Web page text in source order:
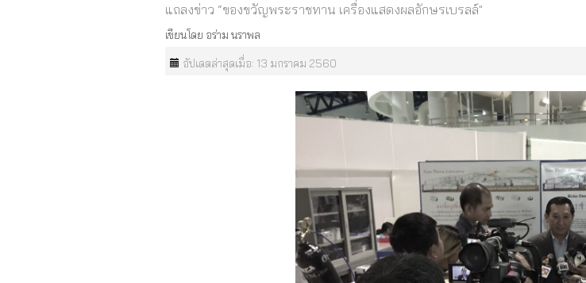
แถลงข่าว “ของขวัญพระราชทาน เครื่องแสดงผลอักษรเบรลล์"
เขียนโดย อร่าม นราพล
อัปเดตล่าสุดเมื่อ: 13 มกราคม 2560